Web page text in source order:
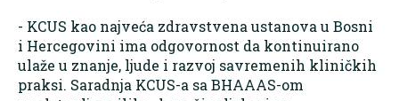
- KCUS kao najveća zdravstvena ustanova u Bosni
i Hercegovini ima odgovornost da kontinuirano
ulaže u znanje, ljude i razvoj savremenih kliničkih
praksi. Saradnja KCUS-a sa BHAAAS-om